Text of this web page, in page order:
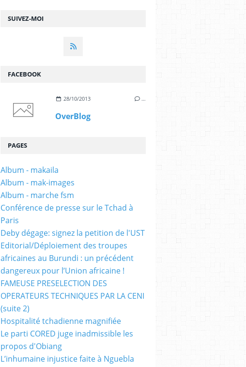
SUIVEZ-MOI
FACEBOOK
28/10/2013 …
OverBlog
PAGES
Album - makaila
Album - mak-images
Album - marche fsm
Conférence de presse sur le Tchad à
Paris
Deby dégage: signez la petition de l'UST
Editorial/Déploiement des troupes
africaines au Burundi : un précédent
dangereux pour l’Union africaine !
FAMEUSE PRESELECTION DES
OPERATEURS TECHNIQUES PAR LA CENI
(suite 2)
Hospitalité tchadienne magnifiée
Le parti CORED juge inadmissible les
propos d'Obiang
L’inhumaine injustice faite à Nguebla